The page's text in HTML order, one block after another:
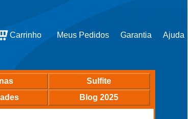
Sulfite
Blog 2025